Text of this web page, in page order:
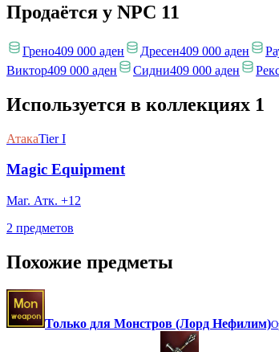
Продаётся у NPC 11
Грено409 000 аден Дресен409 000 аден
Виктор409 000 аден Сидни409 000 аден
Используется в коллекциях 1
АтакаTier I
Magic Equipment
Маг. Атк. +12
2 предметов
Похожие предметы
Только для Монстров (Лорд Нефилим)